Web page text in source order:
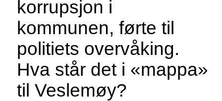
korrupsjon i
kommunen, førte til
politiets overvåking.
Hva står det i «mappa»
til Veslemøy?